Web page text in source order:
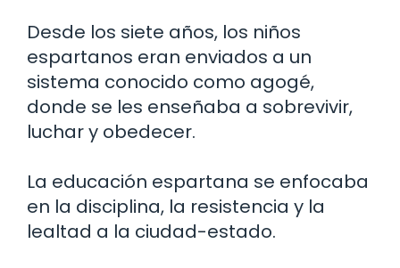
Desde los siete años, los niños
espartanos eran enviados a un
sistema conocido como agogé,
donde se les enseñaba a sobrevivir,
luchar y obedecer.
La educación espartana se enfocaba
en la disciplina, la resistencia y la
lealtad a la ciudad-estado.